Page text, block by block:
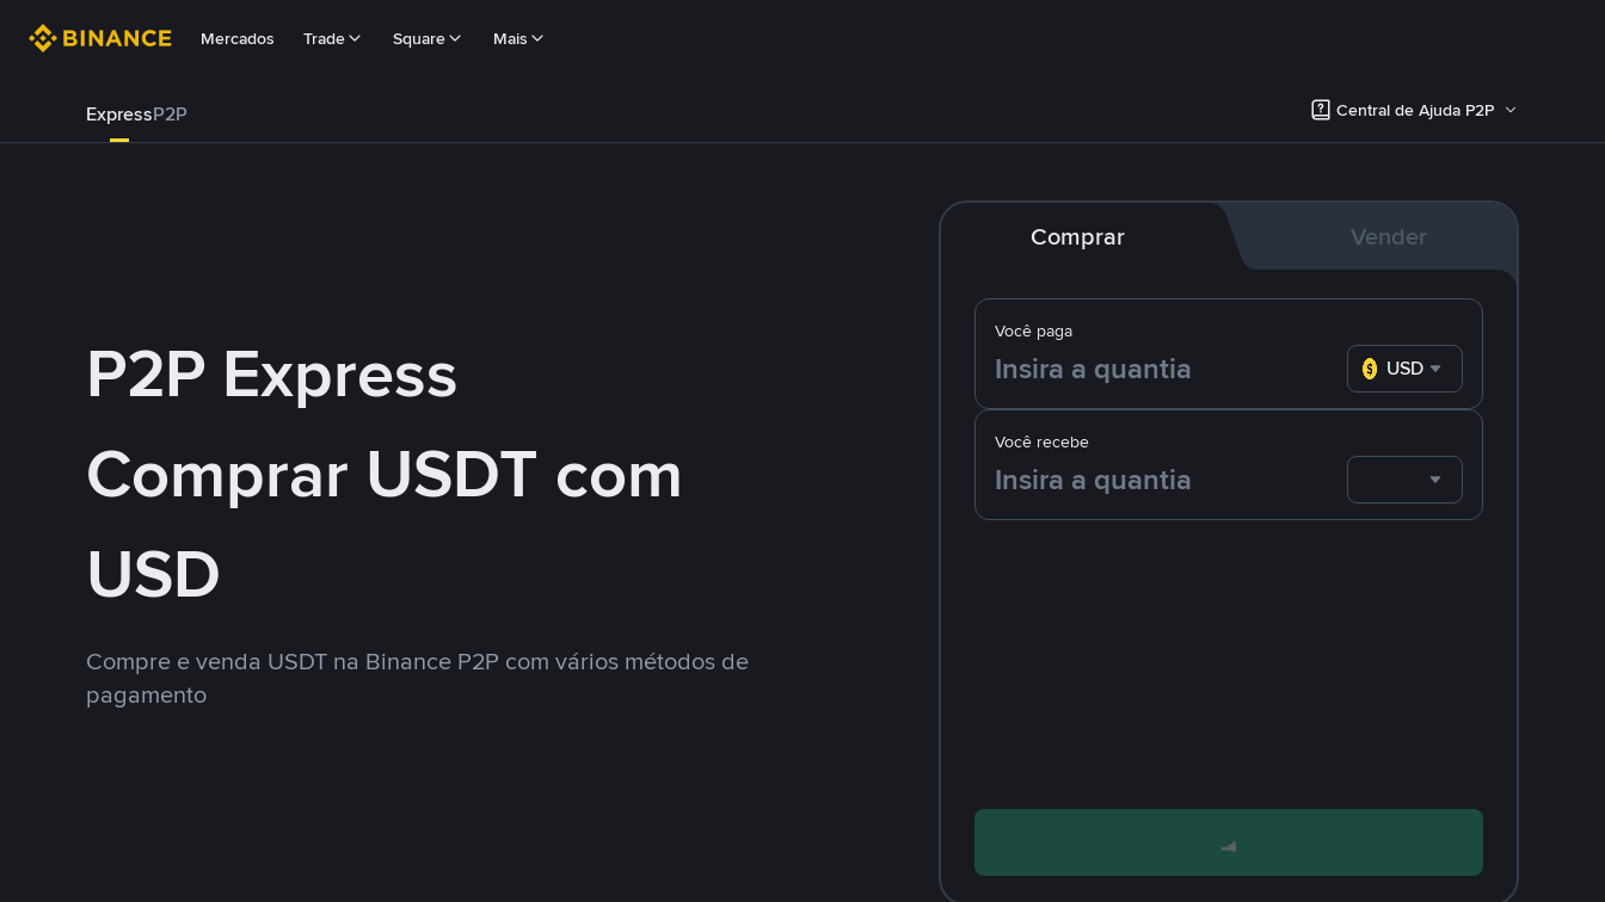
Mercados Trade Square Mais
ExpressP2P Central de Ajuda P2P
P2P Express
Comprar USDT com
USD
Compre e venda USDT na Binance P2P com vários métodos de
pagamento
Comprar Vender
Você paga
USD
Você recebe